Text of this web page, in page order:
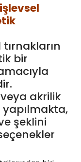
bir
akrilik
şeklini